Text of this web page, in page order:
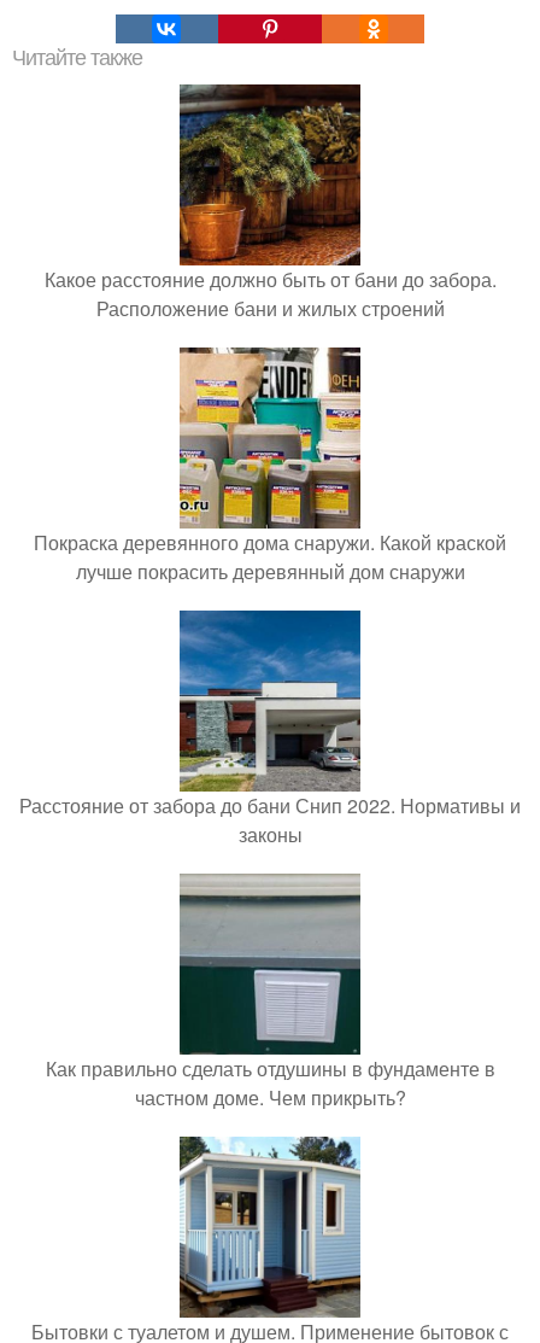
Читайте также
Какое расстояние должно быть от бани до забора.
Расположение бани и жилых строений
Покраска деревянного дома снаружи. Какой краской
лучше покрасить деревянный дом снаружи
Расстояние от забора до бани Снип 2022. Нормативы и
законы
Как правильно сделать отдушины в фундаменте в
частном доме. Чем прикрыть?
Бытовки с туалетом и душем. Применение бытовок с